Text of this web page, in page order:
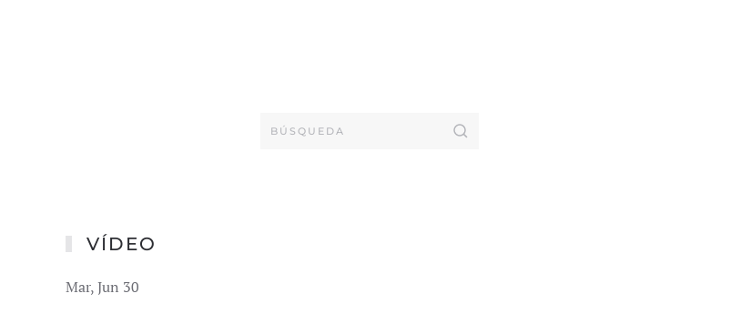
VÍDEO
Mar, Jun 30